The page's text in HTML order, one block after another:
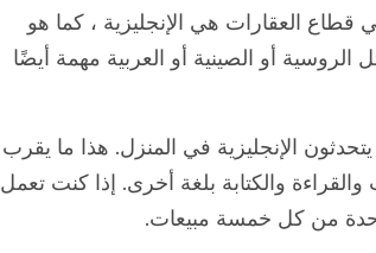
قطاع العقارات هي الإنجليزية ، كما هو
الروسية أو الصينية أو العربية مهمة أيضًا
من 60 مليون شخص لا يتحدثون الإنجليزية في المنزل. هذا ما يقرب
والكتابة بلغة أخرى. إذا كنت تعمل
من كل خمسة مبيعات.